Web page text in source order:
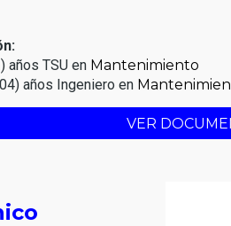
años TSU en Mantenimiento
años Ingeniero en
VER